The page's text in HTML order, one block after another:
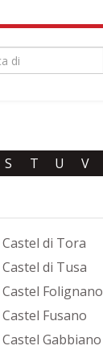
S T U V
Castel di Tora
Castel di Tusa
Castel Folignano
Castel Fusano
Castel Gabbiano